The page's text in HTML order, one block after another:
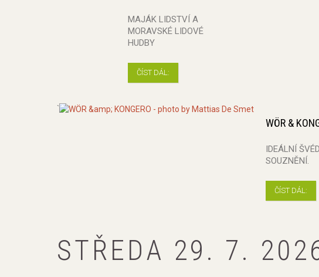
MAJÁK LIDSTVÍ A
MORAVSKÉ LIDOVÉ
HUDBY
ČÍST DÁL:
`
WÖR &
IDEÁLNÍ
SOUZNĚNÍ.
ČÍST DÁL:
STŘEDA 29. 7.